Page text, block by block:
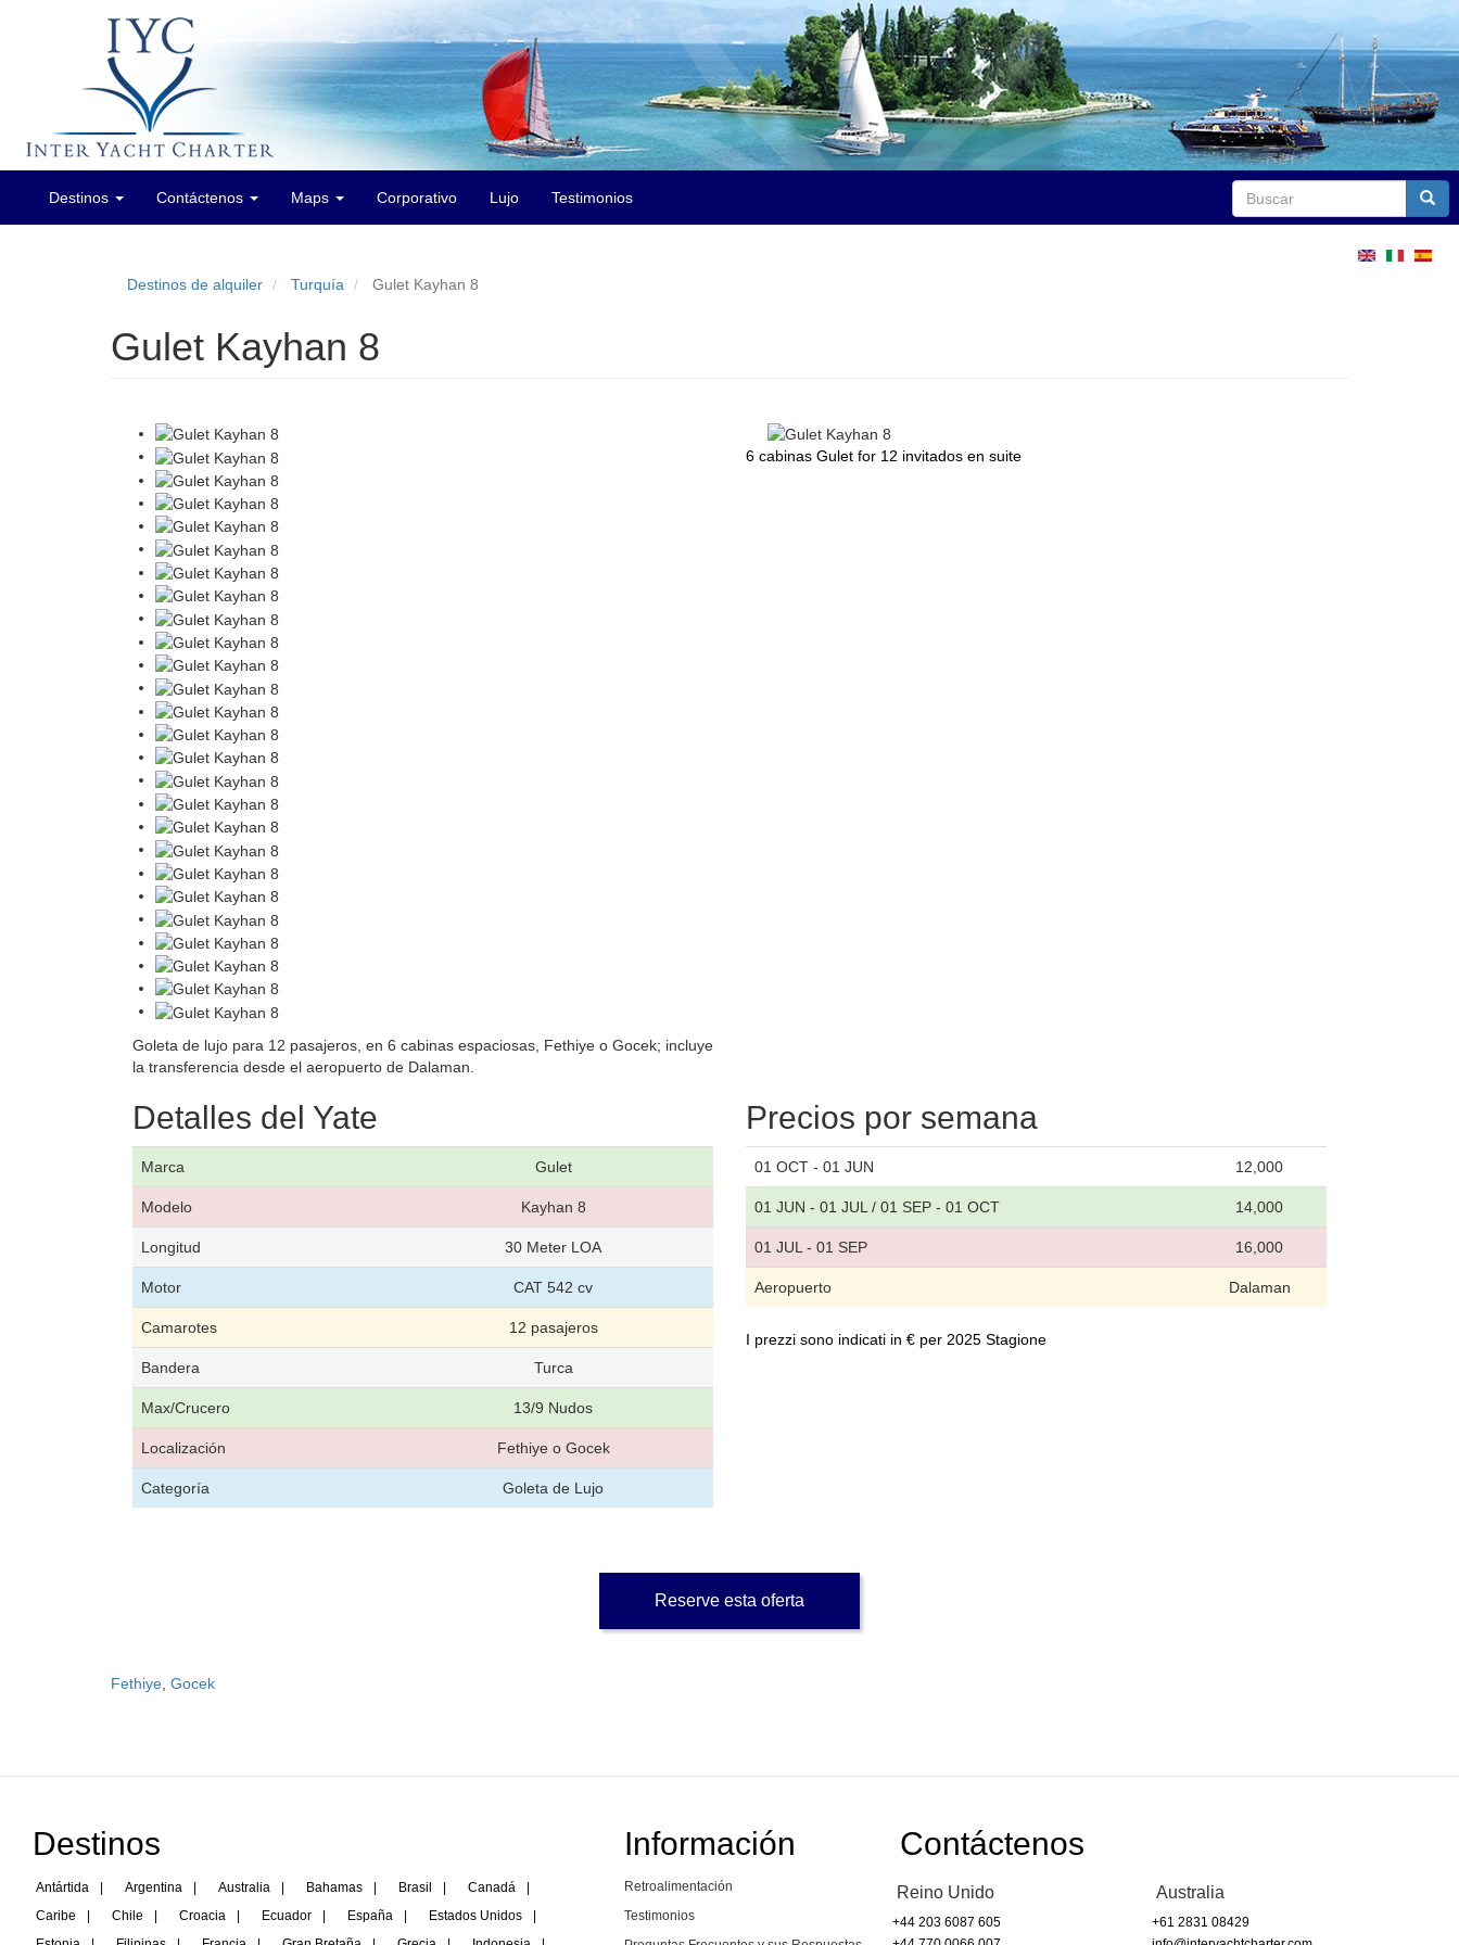
MainDestinos Contáctenos Maps Corporativo Lujo Testimonios Buscar
Destinos de alquiler Turquía Gulet Kayhan 8
Gulet Kayhan 8
Goleta de lujo para 12 pasajeros, en 6 cabinas espaciosas, Fethiye o Gocek; incluye
la transferencia desde el aeropuerto de Dalaman.
6 cabinas Gulet for 12 invitados en suite
Detalles del Yate
Marca Gulet
Modelo Kayhan 8
Longitud 30 Meter LOA
Motor CAT 542 cv
Camarotes 12 pasajeros
Bandera Turca
Max/Crucero 13/9 Nudos
Localización Fethiye o Gocek
Categoría Goleta de Lujo
Precios por semana
01 OCT - 01 JUN 12,000
01 JUN - 01 JUL / 01 SEP - 01 OCT 14,000
01 JUL - 01 SEP 16,000
Aeropuerto Dalaman
I prezzi sono indicati in € per 2025 Stagione
Reserve esta oferta
Fethiye Gocek
Destinos
Antártida | Argentina | Australia | Bahamas | Brasil | Canadá
|
Caribe
| Chile | Croacia | Ecuador | España | Estados Unidos
|
Información
Retroalimentación
Testimonios
Contáctenos
Reino Unido
+44 203 6087 605
Australia
+61 2831 08429